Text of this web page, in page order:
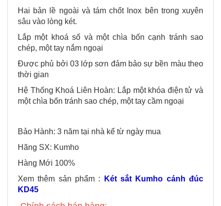
Hai bản lề ngoài và tám chốt Inox bên trong xuyên
sâu vào lòng két.
Lắp một khoá số và một chìa bốn cạnh tránh sao
chép, một tay nắm ngoại
Được phủ bởi 03 lớp sơn đảm bảo sự bền màu theo
thời gian
Hệ Thống Khoá Liên Hoàn: Lắp một khóa điện tử và
một chìa bốn tránh sao chép, một tay cầm ngoại
Bảo Hành: 3 năm tại nhà kể từ ngày mua
Hãng SX: Kumho
Hàng Mới 100%
Xem thêm sản phẩm :
Két sắt Kumho cánh đúc
KD45